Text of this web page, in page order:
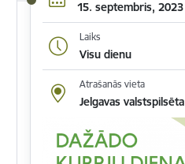
15. septembris, 2023
Laiks
Visu dienu
Atrašanās vieta
Jelgavas valstspilsēta